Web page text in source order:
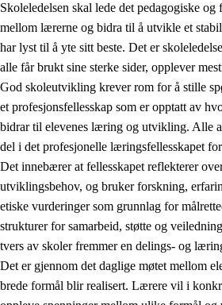
Skoleledelsen skal lede det pedagogiske og
mellom lærerne og bidra til å utvikle et
har lyst til å yte sitt beste. Det er
alle får brukt sine sterke sider, opplever
God skoleutvikling krever rom for å stille
et profesjonsfellesskap som er opptatt av
bidrar til elevenes læring og utvikling. Alle
del i det profesjonelle læringsfellesskapet
Det innebærer at fellesskapet reflekterer
utviklingsbehov, og bruker forskning,
etiske vurderinger som grunnlag for
strukturer for samarbeid, støtte og
tvers av skoler fremmer en delings- og
Det er gjennom det daglige møtet mellom
brede formål blir realisert. Lærere vil i